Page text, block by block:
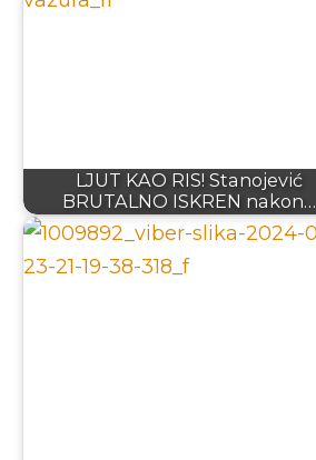
LJUT KAO RIS! Stanojević
BRUTALNO ISKREN nakon…